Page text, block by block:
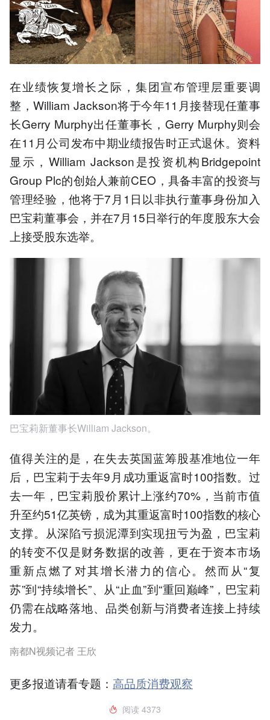
在业绩恢复增长之际，集团宣布管理层重要调
整，William Jackson将于今年11月接替现任董事
长Gerry Murphy出任董事长，Gerry Murphy则会
在11月公司发布中期业绩报告时正式退休。资料
显示，William Jackson是投资机构Bridgepoint
Group Plc的创始人兼前CEO，具备丰富的投资与
管理经验，他将于7月1日以非执行董事身份加入
巴宝莉董事会，并在7月15日举行的年度股东大会
上接受股东选举。
巴宝莉新董事长William Jackson。
值得关注的是，在失去英国蓝筹股基准地位一年
后，巴宝莉于去年9月成功重返富时100指数。过
去一年，巴宝莉股价累计上涨约70%，当前市值
升至约51亿英镑，成为其重返富时100指数的核心
支撑。从深陷亏损泥潭到实现扭亏为盈，巴宝莉
的转变不仅是财务数据的改善，更在于资本市场
重新点燃了对其增长潜力的信心。然而从“复
苏”到“持续增长”、从“止血”到“重回巅峰”，巴宝莉
仍需在战略落地、品类创新与消费者连接上持续
发力。
南都N视频记者 王欣
更多报道请看专题： 高品质消费观察
阅读 4373